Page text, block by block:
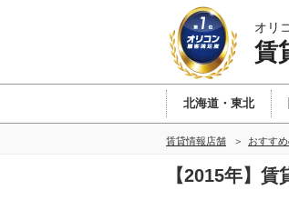
オリ
賃
北海道・東北
賃貸情報店舗 おすす
【2015年】